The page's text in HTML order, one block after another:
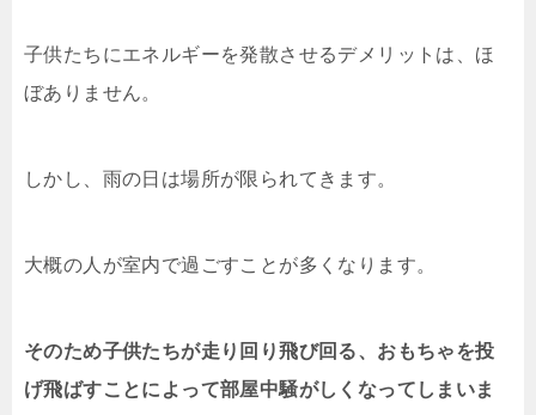
子供たちにエネルギーを発散させるデメリットは、ほ
ぼありません。
しかし、雨の日は場所が限られてきます。
大概の人が室内で過ごすことが多くなります。
そのため子供たちが走り回り飛び回る、おもちゃを投
げ飛ばすことによって部屋中騒がしくなってしまいま